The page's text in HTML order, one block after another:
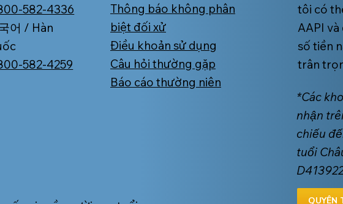
Liệu Có Quá Muộn Để Ghi
Danh Medicare Hay Thay
Đổi Bảo Hiểm Của Quý Vị?
Vắc-xin COVID-
bản thân và gia
582-4336
어 / Hàn
582-4259
Thông báo không phân
biệt đối xử
Điều khoản sử dụng
Câu hỏi thường gặp
Báo cáo thường niên
tôi có
AAPI
số tiền
trân
*Các
nhận
chiếu
tuổi
QUYÊN